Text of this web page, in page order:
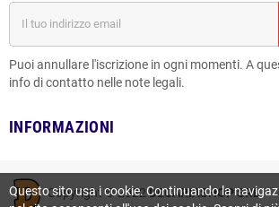
Puoi annullare l'iscrizione in ogni momenti. A
info di contatto nelle note legali.
INFORMAZIONI
Copyright © 2022DECARIASHOP SRL
Questo sito usa i cookie. Continuando la